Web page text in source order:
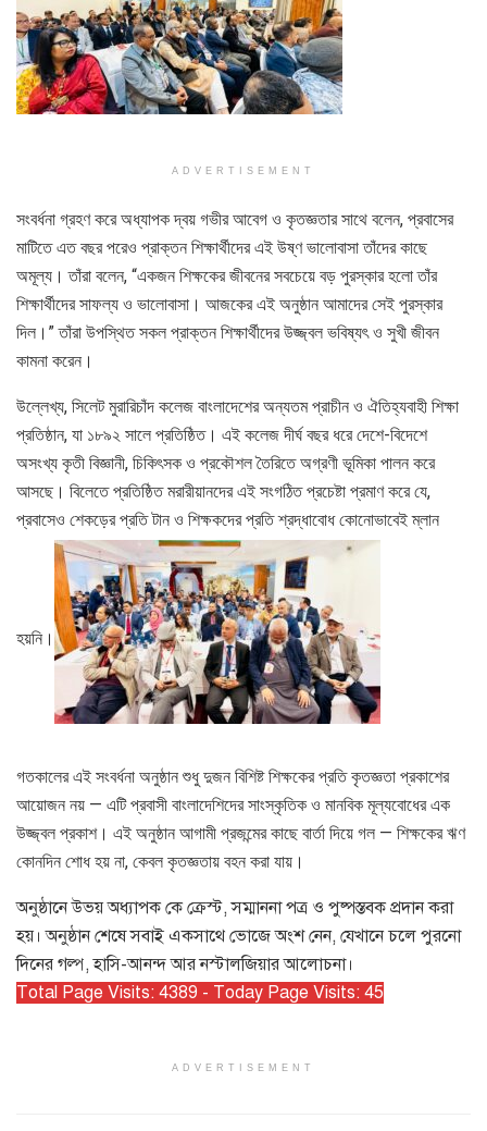
ADVERTISEMENT
সংবর্ধনা গ্রহণ করে অধ্যাপক দ্বয় গভীর আবেগ ও কৃতজ্ঞতার সাথে বলেন, প্রবাসের
মাটিতে এত বছর পরেও প্রাক্তন শিক্ষার্থীদের এই উষ্ণ ভালোবাসা তাঁদের কাছে
অমূল্য। তাঁরা বলেন, “একজন শিক্ষকের জীবনের সবচেয়ে বড় পুরস্কার হলো তাঁর
শিক্ষার্থীদের সাফল্য ও ভালোবাসা। আজকের এই অনুষ্ঠান আমাদের সেই পুরস্কার
দিল।” তাঁরা উপস্থিত সকল প্রাক্তন শিক্ষার্থীদের উজ্জ্বল ভবিষ্যৎ ও সুখী জীবন
কামনা করেন।
উল্লেখ্য, সিলেট মুরারিচাঁদ কলেজ বাংলাদেশের অন্যতম প্রাচীন ও ঐতিহ্যবাহী শিক্ষা
প্রতিষ্ঠান, যা ১৮৯২ সালে প্রতিষ্ঠিত। এই কলেজ দীর্ঘ বছর ধরে দেশে-বিদেশে
অসংখ্য কৃতী বিজ্ঞানী, চিকিৎসক ও প্রকৌশল তৈরিতে অগ্রণী ভূমিকা পালন করে
আসছে। বিলেতে প্রতিষ্ঠিত মরারীয়ানদের এই সংগঠিত প্রচেষ্টা প্রমাণ করে যে,
প্রবাসেও শেকড়ের প্রতি টান ও শিক্ষকদের প্রতি শ্রদ্ধাবোধ কোনোভাবেই ম্লান
হয়নি।
গতকালের এই সংবর্ধনা অনুষ্ঠান শুধু দুজন বিশিষ্ট শিক্ষকের প্রতি কৃতজ্ঞতা প্রকাশের
আয়োজন নয় — এটি প্রবাসী বাংলাদেশিদের সাংস্কৃতিক ও মানবিক মূল্যবোধের এক
উজ্জ্বল প্রকাশ। এই অনুষ্ঠান আগামী প্রজন্মের কাছে বার্তা দিয়ে গল — শিক্ষকের ঋণ
কোনদিন শোধ হয় না, কেবল কৃতজ্ঞতায় বহন করা যায়।
অনুষ্ঠানে উভয় অধ্যাপক কে ক্রেস্ট, সম্মাননা পত্র ও পুষ্পস্তবক প্রদান করা
হয়। অনুষ্ঠান শেষে সবাই একসাথে ভোজে অংশ নেন, যেখানে চলে পুরনো
দিনের গল্প, হাসি-আনন্দ আর নস্টালজিয়ার আলোচনা।
Total Page Visits: 4389 - Today Page Visits: 45
ADVERTISEMENT